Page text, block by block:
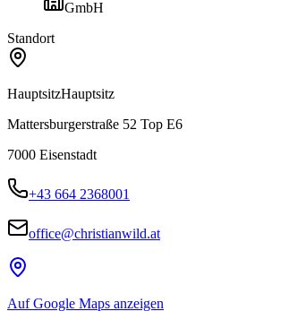
GmbH
Standort
HauptsitzHauptsitz
Mattersburgerstraße 52 Top E6
7000 Eisenstadt
+43 664 2368001
office@christianwild.at
Auf Google Maps anzeigen